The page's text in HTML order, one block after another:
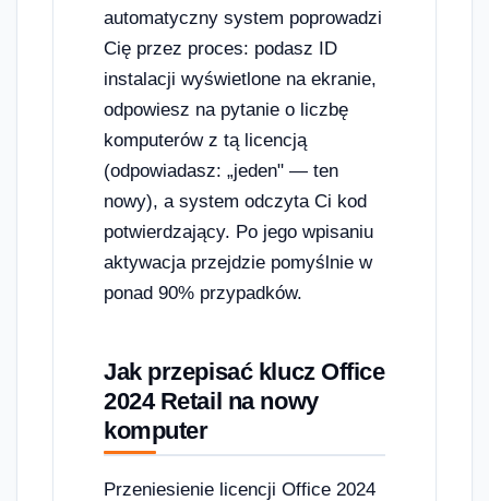
automatyczny system poprowadzi
Cię przez proces: podasz ID
instalacji wyświetlone na ekranie,
odpowiesz na pytanie o liczbę
komputerów z tą licencją
(odpowiadasz: „jeden" — ten
nowy), a system odczyta Ci kod
potwierdzający. Po jego wpisaniu
aktywacja przejdzie pomyślnie w
ponad 90% przypadków.
Jak przepisać klucz Office
2024 Retail na nowy
komputer
Przeniesienie licencji Office 2024